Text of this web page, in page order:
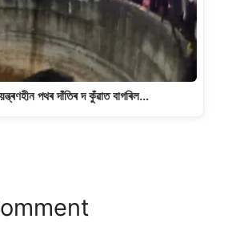
পথৰ দাঁতিৰ দ কুঁৱাত বাগৰিল…